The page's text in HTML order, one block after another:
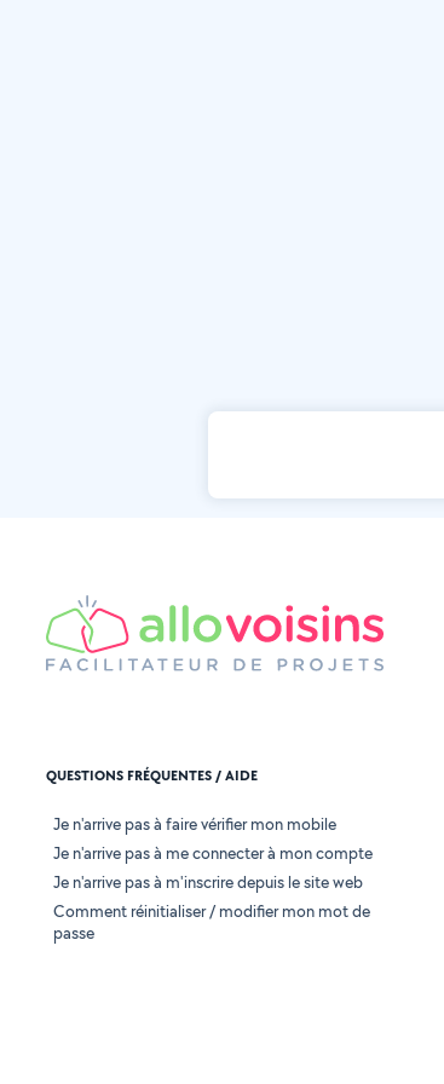
QUESTIONS FRÉQUENTES / AIDE
Je n'arrive pas à faire vérifier mon mobile
Je n'arrive pas à me connecter à mon compte
Je n'arrive pas à m'inscrire depuis le site web
Comment réinitialiser / modifier mon mot de
passe